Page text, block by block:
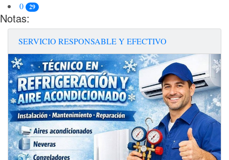
0 29
Notas:
SERVICIO RESPONSABLE Y EFECTIVO